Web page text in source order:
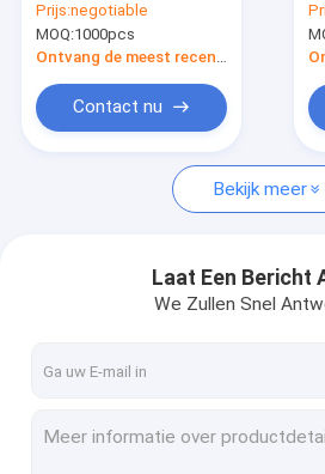
Verzoek om een Citaat
Precisiemetaal het Stempelen
Aangepaste metalen
Laser scherpe delen
Trek Metaal het Stempelen diep
Stempelen diep
Prijs:negotiable
MOQ:1000pcs
Ontvang de meest recente Prijs
Contact nu
Bekijk meer
Laat Een Bericht
We Zullen Snel